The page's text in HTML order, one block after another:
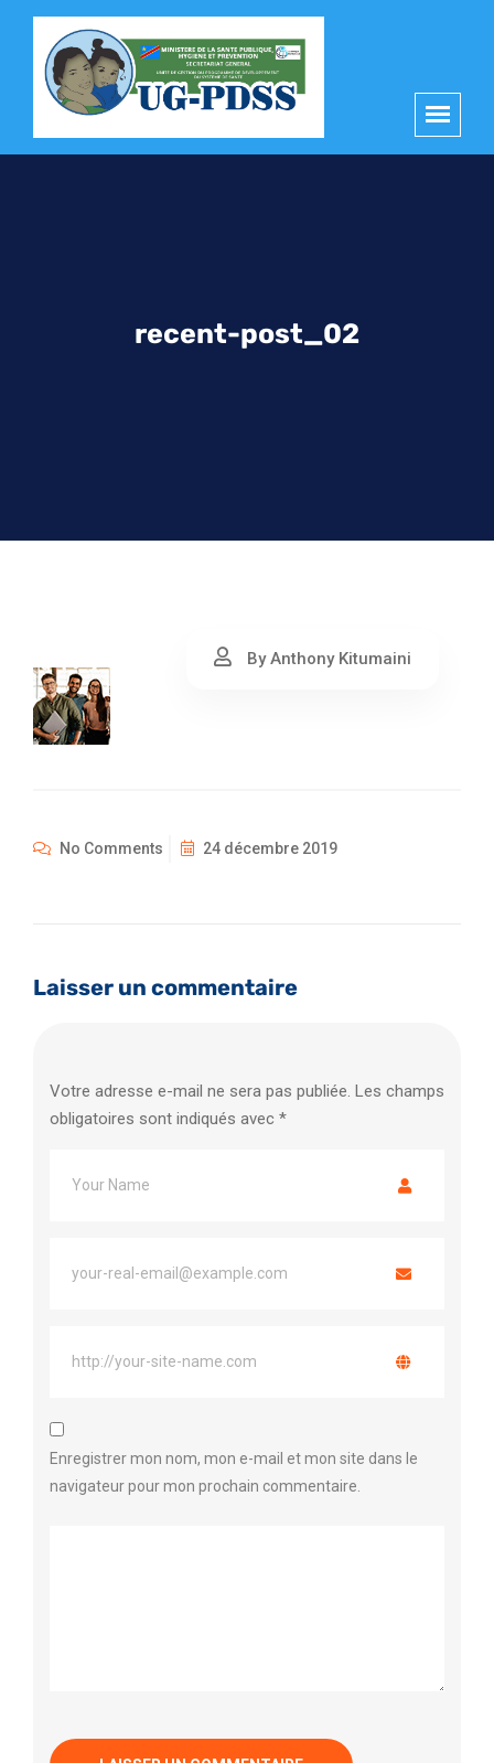
recent-post_02
By Anthony Kitumaini
No Comments 24 décembre 2019
Laisser un commentaire
Votre adresse e-mail ne sera pas publiée. Les champs
obligatoires sont indiqués avec *
Enregistrer mon nom, mon e-mail et mon site dans le
navigateur pour mon prochain commentaire.